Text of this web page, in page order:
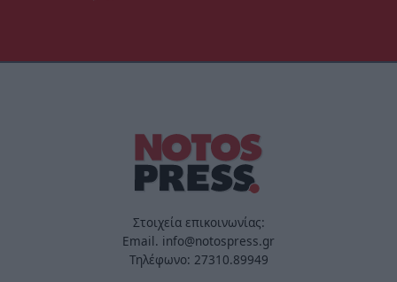
Στοιχεία επικοινωνίας:
Email. info@notospress.gr
Τηλέφωνο: 27310.89949